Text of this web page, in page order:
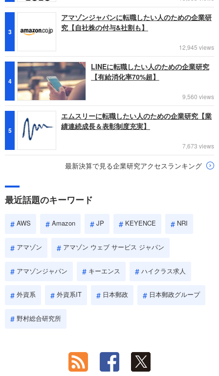
3
アマゾンジャパンに転職したい人のための企業研
究【自社株の付与&社割も】
12,945 views
4
LINEに転職したい人のための企業研究
【有給消化率70%超】
9,560 views
5
エムスリーに転職したい人のための企業研究【業
績連続成長＆表彰制度充実】
7,673 views
最新決算で見る企業研究アクセスランキング
最近話題のキーワード
AWS Amazon JP KEYENCE NRI
アマゾン アマゾン ウェブ サービス ジャパン
アマゾンジャパン キーエンス ハイクラス求人
外資系 外資系IT 日本郵政 日本郵政グループ
野村総合研究所